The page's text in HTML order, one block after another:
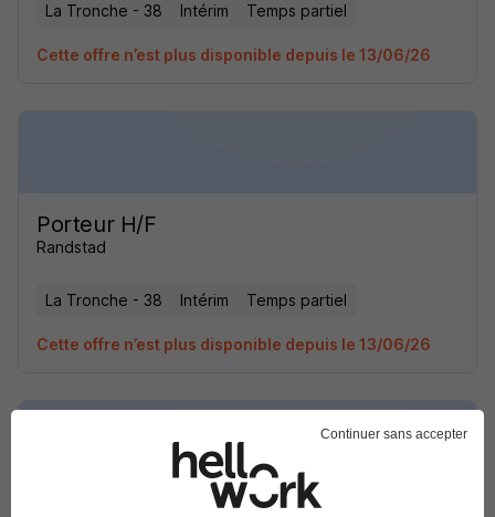
La Tronche - 38 Intérim Temps partiel
Cette offre n’est plus disponible depuis le 13/06/26
Porteur H/F
Randstad
La Tronche - 38 Intérim Temps partiel
Cette offre n’est plus disponible depuis le 13/06/26
Continuer sans accepter